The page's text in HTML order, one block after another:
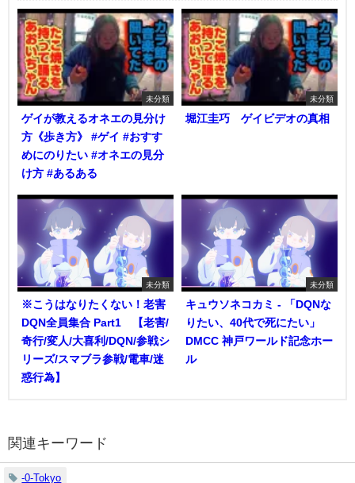
未分類
ゲイが教えるオネエの見分け
方《歩き方》 #ゲイ #おすす
めにのりたい #オネエの見分
け方 #あるある
未分類
堀江圭巧 ゲイビデオの真相
未分類
※こうはなりたくない！老害
DQN全員集合 Part1 【老害/
奇行/変人/大喜利/DQN/参戦シ
リーズ/スマブラ参戦/電車/迷
惑行為】
未分類
キュウソネコカミ - 「DQNな
りたい、40代で死にたい」
DMCC 神戸ワールド記念ホー
ル
関連キーワード
-0-Tokyo